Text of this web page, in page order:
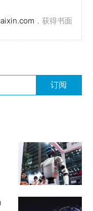
，获得书面
订阅